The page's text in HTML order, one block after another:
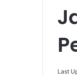
Last